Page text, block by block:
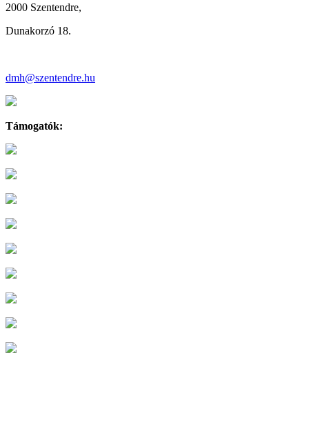
2000 Szentendre,
Dunakorzó 18.
dmh@szentendre.hu
Támogatók: